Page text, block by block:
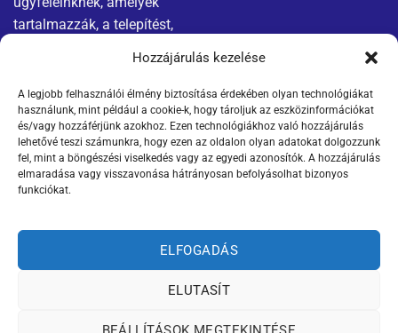
Hozzájárulás kezelése
A legjobb felhasználói élmény biztosítása érdekében olyan technológiákat
használunk, mint például a cookie-k, hogy tároljuk az eszközinformációkat
és/vagy hozzáférjünk azokhoz. Ezen technológiákhoz való hozzájárulás
lehetővé teszi számunkra, hogy ezen az oldalon olyan adatokat dolgozzunk
fel, mint a böngészési viselkedés vagy az egyedi azonosítók. A hozzájárulás
elmaradása vagy visszavonása hátrányosan befolyásolhat bizonyos
funkciókat.
ELFOGADÁS
ELUTASÍT
tartalmazzák, a telepítést,
Menü
Kapcsolat
Termékek
Jogi nyilatkozatok
Adatvédelmi tájékoztató